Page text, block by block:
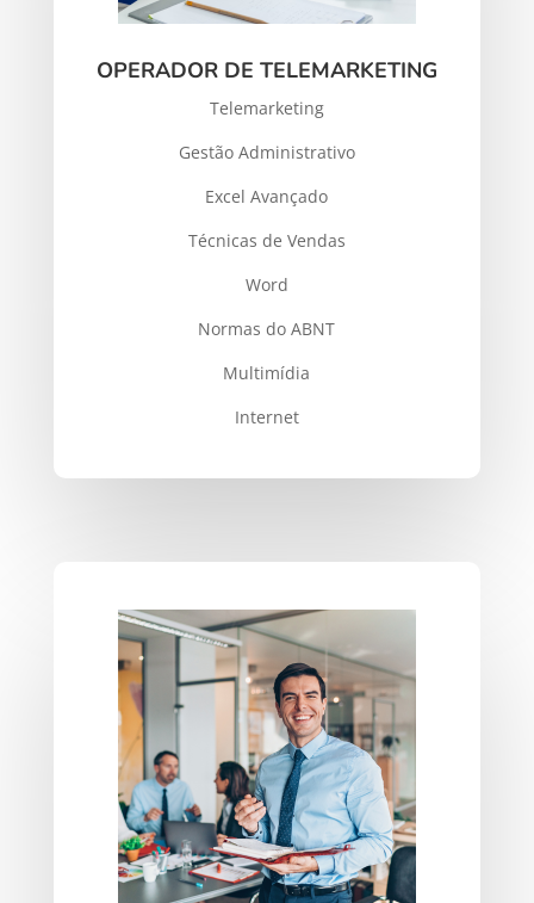
OPERADOR DE TELEMARKETING
Telemarketing
Gestão Administrativo
Excel Avançado
Técnicas de Vendas
Word
Normas do ABNT
Multimídia
Internet